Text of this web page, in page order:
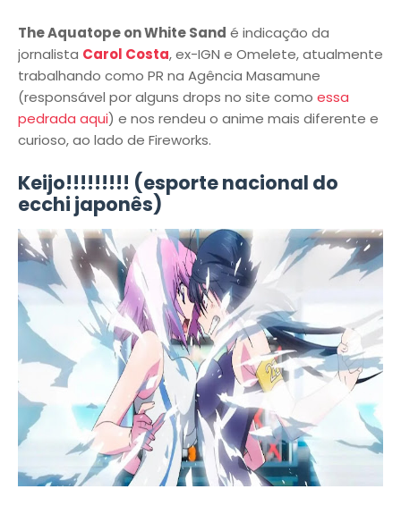
The Aquatope on White Sand é indicação da
jornalista Carol Costa, ex-IGN e Omelete, atualmente
trabalhando como PR na Agência Masamune
(responsável por alguns drops no site como essa
pedrada aqui) e nos rendeu o anime mais diferente e
curioso, ao lado de Fireworks.
Keijo!!!!!!!!! (esporte nacional do
ecchi japonês)